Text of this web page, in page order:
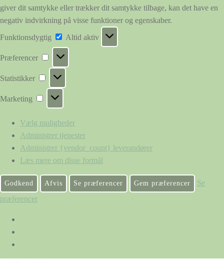
giver dit samtykke eller trækker dit samtykke tilbage, kan det have en
negativ indvirkning på visse funktioner og egenskaber.
Funktionsdygtig
Funktionsdygtig
Altid aktiv
Præferencer
Præferencer
Statistikker
Statistikker
Marketing
Marketing
Vælg muligheder
Administrer tjenester
Administrer {vendor_count} leverandører
Læs mere om disse formål
Godkend Afvis Se præferencer Gem præferencer
Se
præferencer